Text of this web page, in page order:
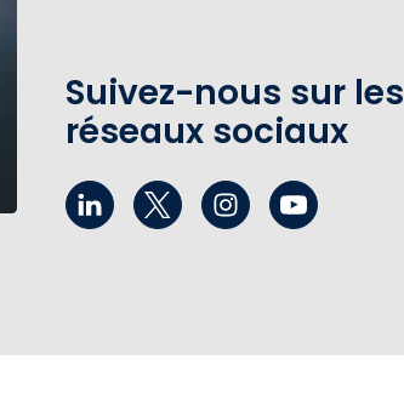
Suivez-nous sur les
réseaux sociaux